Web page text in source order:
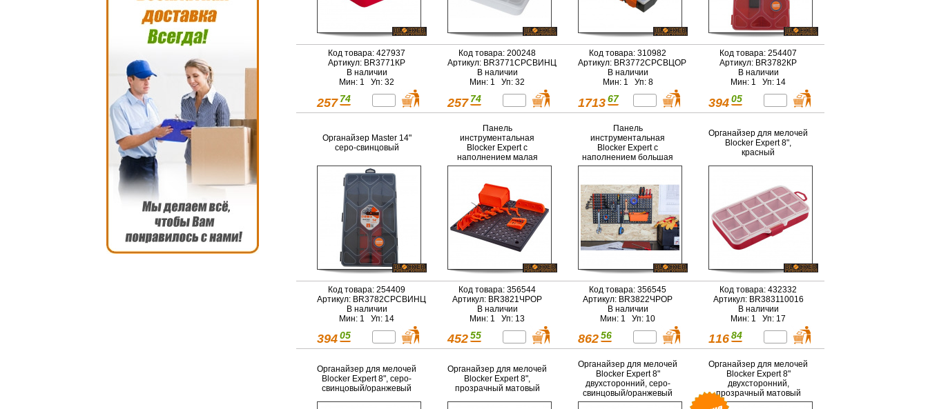
Код товара: 427937
Артикул: BR3771КР
В наличии
Мин: 1 Уп: 32
257 74
Код товара: 200248
Артикул: BR3771СРСВИНЦ
В наличии
Мин: 1 Уп: 32
257 74
Код товара: 310982
Артикул: BR3772СРСВЦОР
В наличии
Мин: 1 Уп: 8
1713 67
Код товара: 254407
Артикул: BR3782КР
В наличии
Мин: 1 Уп: 14
394 05
Органайзер Master 14"
серо-свинцовый
Код товара: 254409
Артикул: BR3782СРСВИНЦ
В наличии
Мин: 1 Уп: 14
394 05
Панель
инструментальная
Blocker Expert с
наполнением малая
326х100х326 мм черный/
Код товара: 356544
Артикул: BR3821ЧРОР
В наличии
Мин: 1 Уп: 13
452 55
Панель
инструментальная
Blocker Expert с
наполнением большая
652х100х326 мм черный/
Код товара: 356545
Артикул: BR3822ЧРОР
В наличии
Мин: 1 Уп: 10
862 56
Органайзер для мелочей
Blocker Expert 8",
красный
Код товара: 432332
Артикул: BR383110016
В наличии
Мин: 1 Уп: 17
116 84
Органайзер для мелочей
Blocker Expert 8", серо-
свинцовый/оранжевый
Органайзер для мелочей
Blocker Expert 8",
прозрачный матовый
Органайзер для мелочей
Blocker Expert 8"
двухсторонний, серо-
свинцовый/оранжевый
Органайзер для мелочей
Blocker Expert 8"
двухсторонний,
прозрачный матовый